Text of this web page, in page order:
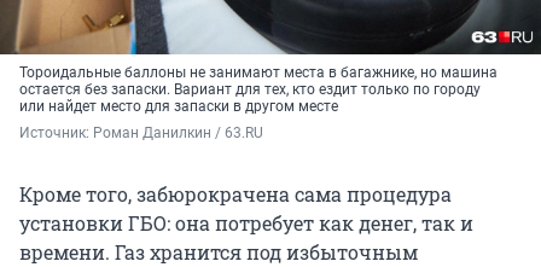
Тороидальные баллоны не занимают места в багажнике, но машина
остается без запаски. Вариант для тех, кто ездит только по городу
или найдет место для запаски в другом месте
Источник: Роман Данилкин / 63.RU
Кроме того, забюрокрачена сама процедура
установки ГБО: она потребует как денег, так и
времени. Газ хранится под избыточным